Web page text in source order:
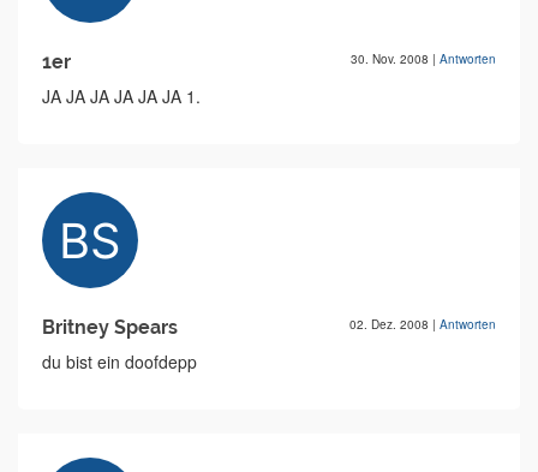
1er 30. Nov. 2008 | Antworten
JA JA JA JA JA JA 1.
Britney Spears 02. Dez. 2008 | Antworten
du bist ein doofdepp